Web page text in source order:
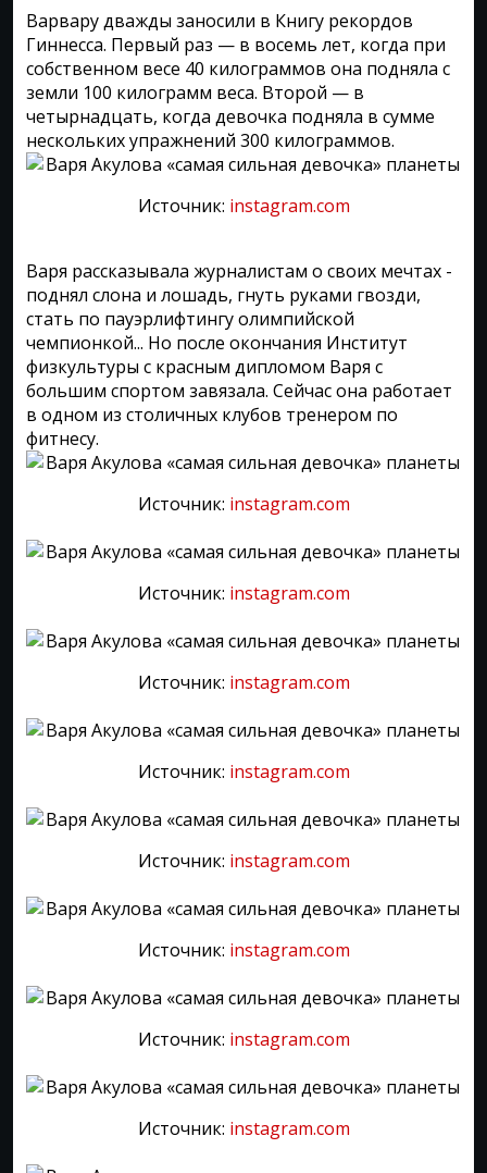
Варвару дважды заносили в Книгу рекордов
Гиннесса. Первый раз — в восемь лет, когда при
собственном весе 40 килограммов она подняла с
земли 100 килограмм веса. Второй — в
четырнадцать, когда девочка подняла в сумме
нескольких упражнений 300 килограммов.
Источник: instagram.com
Варя рассказывала журналистам о своих мечтах -
поднял слона и лошадь, гнуть руками гвозди,
стать по пауэрлифтингу олимпийской
чемпионкой... Но после окончания Институт
физкультуры с красным дипломом Варя с
большим спортом завязала. Сейчас она работает
в одном из столичных клубов тренером по
фитнесу.
Источник: instagram.com
Источник: instagram.com
Источник: instagram.com
Источник: instagram.com
Источник: instagram.com
Источник: instagram.com
Источник: instagram.com
Источник: instagram.com